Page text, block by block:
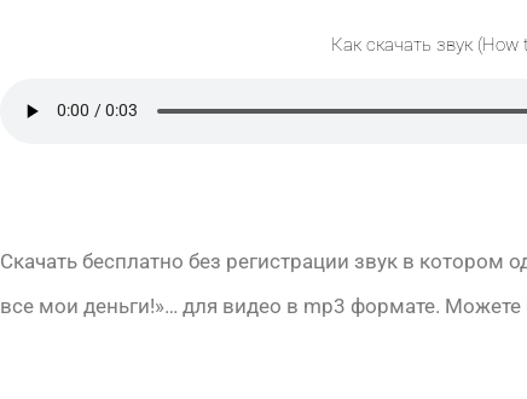
Как скачать звук
Скачать бесплатно без регистрации звук в котором
все мои деньги!»… для видео в mp3 формате.